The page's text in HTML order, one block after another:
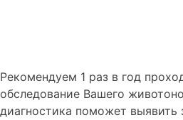
Рекомендуем 1 раз в год
обследование Вашего
диагностика поможет выявить